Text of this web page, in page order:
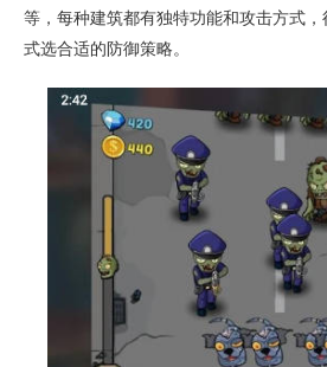
等，每种建筑都有独特功能和攻击方式
式选合适的防御策略。